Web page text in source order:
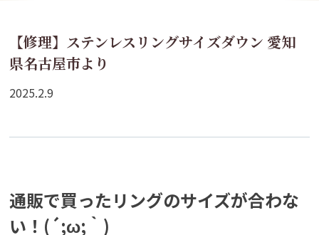
【修理】ステンレスリングサイズダウン 愛知
県名古屋市より
2025.2.9
通販で買ったリングのサイズが合わな
い！(´;ω;｀)